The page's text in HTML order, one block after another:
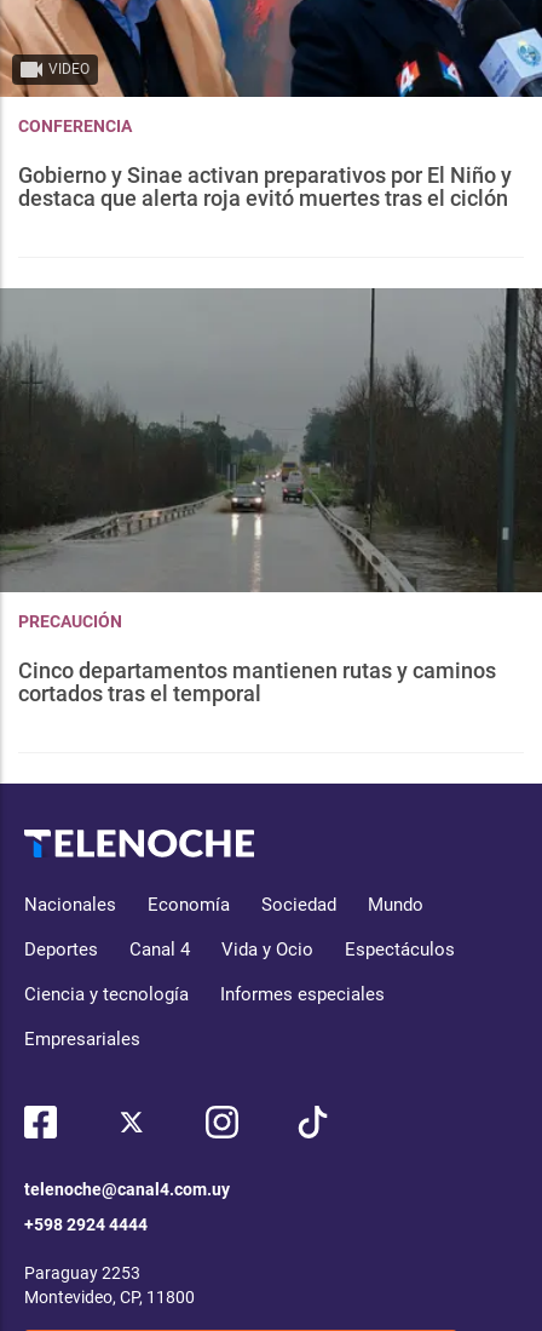
VIDEO
CONFERENCIA
Gobierno y Sinae activan preparativos por El Niño y
destaca que alerta roja evitó muertes tras el ciclón
PRECAUCIÓN
Cinco departamentos mantienen rutas y caminos
cortados tras el temporal
Nacionales Economía Sociedad Mundo
Deportes Canal 4 Vida y Ocio Espectáculos
Ciencia y tecnología Informes especiales
Empresariales
telenoche@canal4.com.uy
+598 2924 4444
Paraguay 2253
Montevideo, CP, 11800